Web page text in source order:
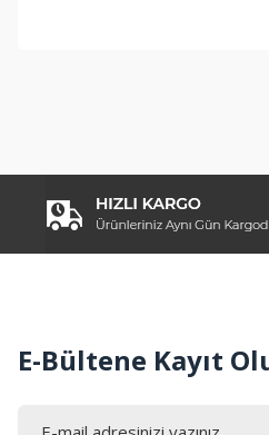
Ürün fiyatı diğer sitelerden
Bu ürüne benzer farklı
E-Bültene Kayıt